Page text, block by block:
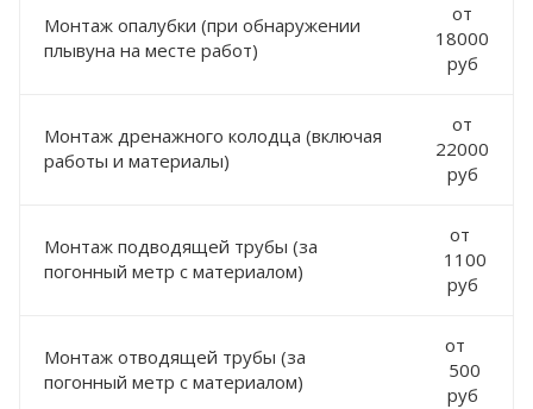
Монтаж опалубки (при обнаружении
плывуна на месте работ)
от
18000
руб
Монтаж дренажного колодца (включая
работы и материалы)
от
22000
руб
Монтаж подводящей трубы (за
погонный метр с материалом)
от
1100
руб
Монтаж отводящей трубы (за
погонный метр с материалом)
от
500
руб